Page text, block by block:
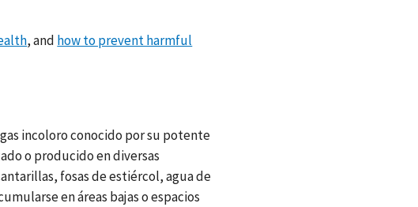
, and how to prevent harmful
incoloro conocido por su potente
o producido en diversas
fosas de estiércol, agua de
en áreas bajas o espacios